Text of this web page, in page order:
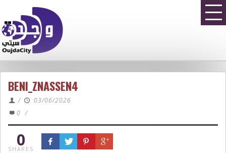
BENI_ZNASSEN4
/
03/06/2026
0 /
0
SHARES